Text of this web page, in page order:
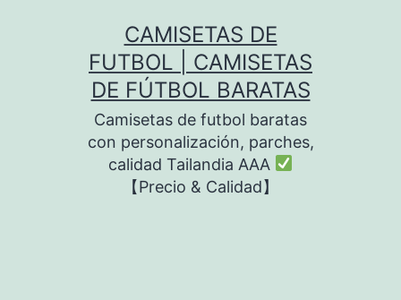
CAMISETAS DE
FUTBOL | CAMISETAS
DE FÚTBOL BARATAS
Camisetas de futbol baratas
con personalización, parches,
calidad Tailandia AAA
【Precio & Calidad】